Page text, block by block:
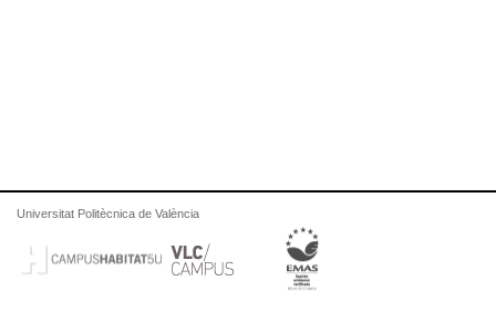
Universitat Politècnica de València